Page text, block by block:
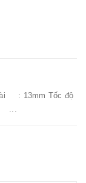
: 13mm Tốc độ
...